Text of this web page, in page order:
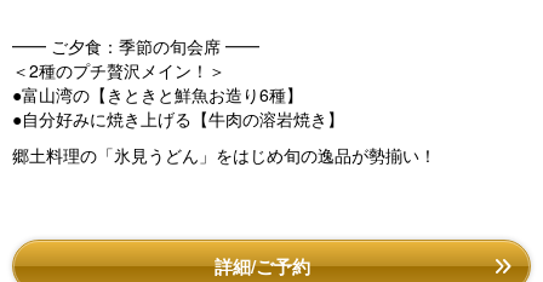
━━ ご夕食：季節の旬会席 ━━
＜2種のプチ贅沢メイン！＞
●富山湾の【きときと鮮魚お造り6種】
●自分好みに焼き上げる【牛肉の溶岩焼き】
郷土料理の「氷見うどん」をはじめ旬の逸品が勢揃い！
詳細/ご予約